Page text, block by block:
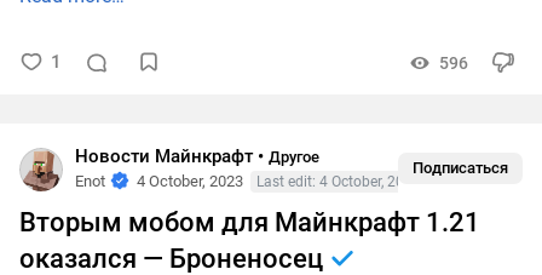
1 596
Новости Майнкрафт• Другое
Enot
4 October, 2023 Last edit: 4 October, 2023
Подписаться
Вторым мобом для Майнкрафт 1.21
оказался — Броненосец